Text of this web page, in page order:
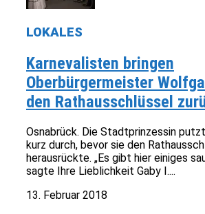
LOKALES
Karnevalisten bringen
Oberbürgermeister
den Rathausschlüssel
Osnabrück. Die Stadtprinzessin
kurz durch, bevor sie den
herausrückte. „Es gibt hier einiges
sagte Ihre Lieblichkeit Gaby I....
13. Februar 2018